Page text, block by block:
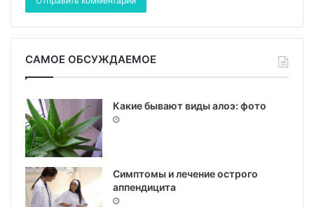
САМОЕ ОБСУЖДАЕМОЕ
Какие бывают виды алоэ: фото
Симптомы и лечение острого
аппендицита